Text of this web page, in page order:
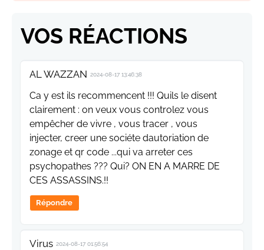
VOS RÉACTIONS
AL WAZZAN 2024-08-17 13:46:38
Ca y est ils recommencent !!! Quils le disent
clairement : on veux vous controlez vous
empêcher de vivre , vous tracer , vous
injecter, creer une sociéte dautoriation de
zonage et qr code ...qui va arreter ces
psychopathes ??? Qui? ON EN A MARRE DE
CES ASSASSINS.!!
Répondre
Virus 2024-08-17 01:56:54